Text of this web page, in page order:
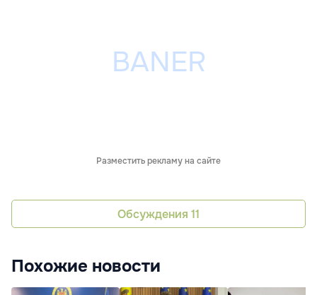
Разместить рекламу на сайте
Обсуждения 11
Похожие новости